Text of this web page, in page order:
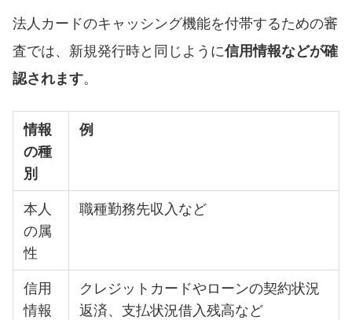
法人カードのキャッシング機能を付帯するための審
査では、新規発行時と同じように信用情報などが確
認されます。
情報
の種
別
例
本人
の属
性
職種勤務先収入など
信用
情報
クレジットカードやローンの契約状況
返済、支払状況借入残高など